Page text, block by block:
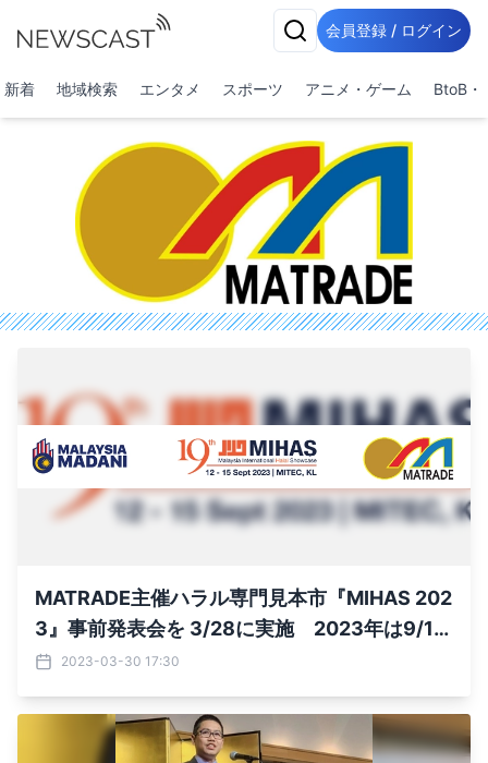
会員登録 / ログイン
新着 地域検索 エンタメ スポーツ アニメ・ゲーム BtoB・
MATRADE主催ハラル専門見本市『MIHAS 202
3』事前発表会を 3/28に実施 2023年は9/12
～15にクアラルンプールで開催 ～日本企業
ンス～
2023-03-30 17:30